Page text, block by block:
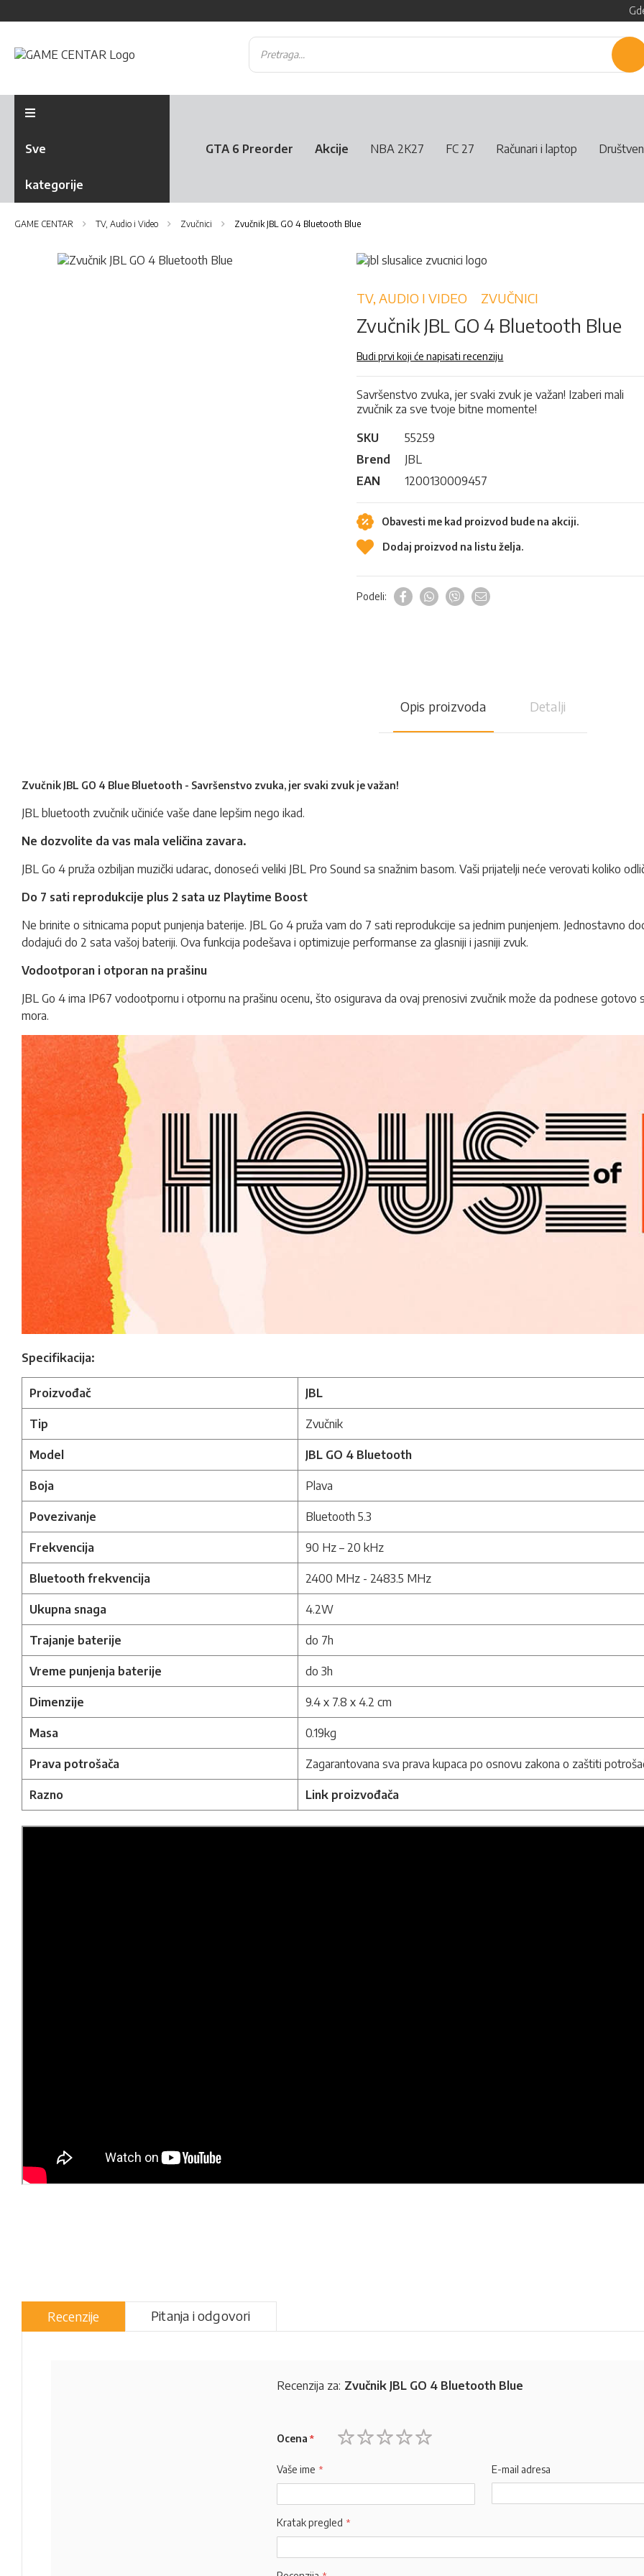
Sve
kategorije
GTA 6 Preorder Akcije NBA 2K27 FC 27 Računari i laptop
GAME CENTAR TV, Audio i Video Zvučnici Zvučnik JBL GO 4 Bluetooth Blue
Skip
TV, AUDIO I VIDEO ZVUČNICI
Zvučnik JBL GO 4 Bluetooth Blue
Budi prvi koji će napisati recenziju
Savršenstvo zvuka, jer svaki zvuk je važan! Izaberi mali
zvučnik za sve tvoje bitne momente!
SKU
55259
Brend
JBL
EAN
1200130009457
Obavesti me kad proizvod bude na akciji.
Dodaj proizvod na listu želja.
Podeli:
Opis proizvoda Detalji
Zvučnik JBL GO 4 Blue Bluetooth - Savršenstvo zvuka, jer svaki zvuk je važan!
JBL bluetooth zvučnik učiniće vaše dane lepšim nego ikad.
Ne dozvolite da vas mala veličina zavara.
JBL Go 4 pruža ozbiljan muzički udarac, donoseći veliki JBL Pro Sound sa snažnim basom. Vaši prijatelji neće verovati koliko
Do 7 sati reprodukcije plus 2 sata uz Playtime Boost
Ne brinite o sitnicama poput punjenja baterije. JBL Go 4 pruža vam do 7 sati reprodukcije sa jednim punjenjem. Jednostavno
dodajući do 2 sata vašoj bateriji. Ova funkcija podešava i optimizuje performanse za glasniji i jasniji zvuk.
Vodootporan i otporan na prašinu
JBL Go 4 ima IP67 vodootpornu i otpornu na prašinu ocenu, što osigurava da ovaj prenosivi zvučnik može da podnese
mora.
Specifikacija:
Proizvođač JBL
Tip Zvučnik
Model JBL GO 4 Bluetooth
Boja Plava
Povezivanje Bluetooth 5.3
Frekvencija 90 Hz – 20 kHz
Bluetooth frekvencija 2400 MHz - 2483.5 MHz
Ukupna snaga 4.2W
Trajanje baterije do 7h
Vreme punjenja baterije do 3h
Dimenzije 9.4 x 7.8 x 4.2 cm
Masa 0.19kg
Prava potrošača Zagarantovana sva prava kupaca po osnovu zakona o zaštiti
Razno Link proizvođača
Recenzije Pitanja i odgovori
Recenzija za: Zvučnik JBL GO 4 Bluetooth Blue
Ocena
Vaše ime E-mail adresa
Kratak pregled